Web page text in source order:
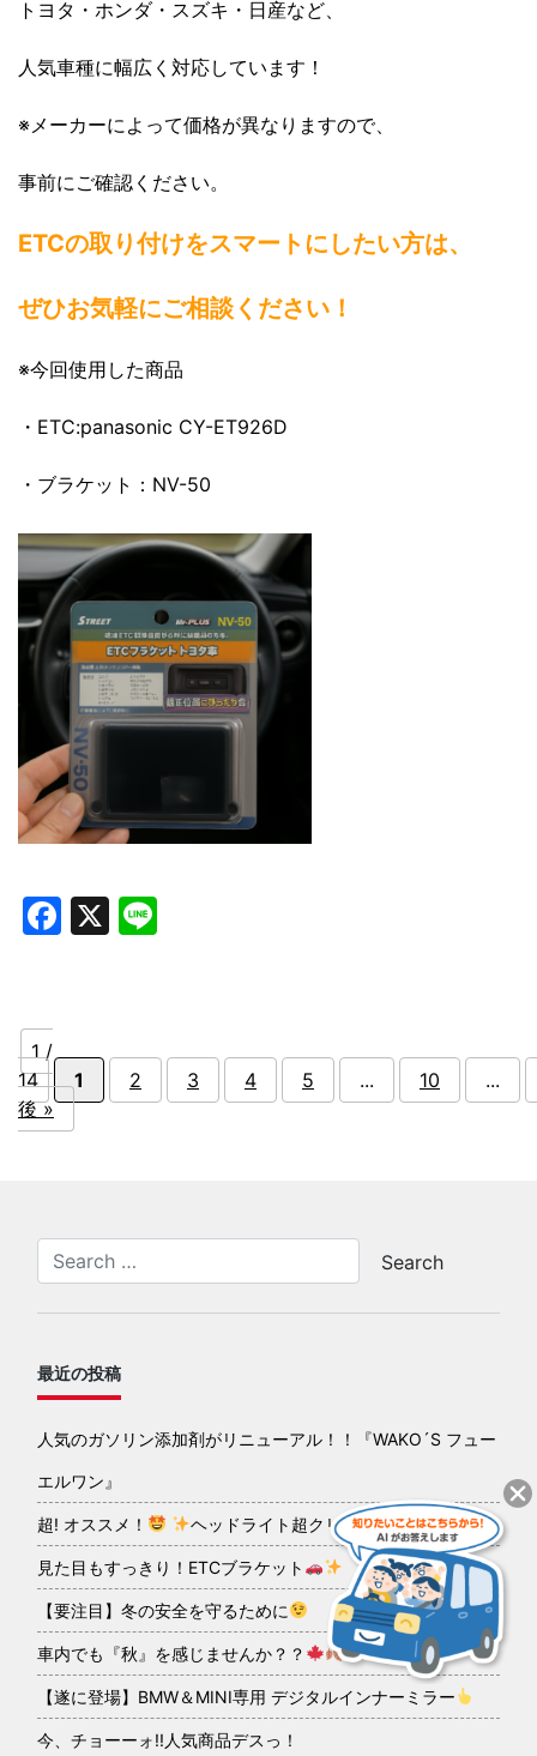
トヨタ・ホンダ・スズキ・日産など、
人気車種に幅広く対応しています！
※メーカーによって価格が異なりますので、
事前にご確認ください。
ETCの取り付けをスマートにしたい方は、
ぜひお気軽にご相談ください！
※今回使用した商品
・ETC:panasonic CY-ET926D
・ブラケット：NV-50
Facebook
X
1 /
14
1 2 3 4 5 ... 10
...
後 »
最近の投稿
人気のガソリン添加剤がリニューアル！！『WAKO´S フュー
エルワン』
超! オススメ！ ヘッドライト超クリアコーティング
見た目もすっきり！ETCブラケット
【要注目】冬の安全を守るために
車内でも『秋』を感じませんか？？
【遂に登場】BMW＆MINI専用 デジタルインナーミラー
今、チョーーォ!!人気商品デスっ！